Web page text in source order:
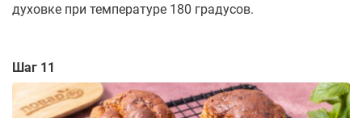
духовке при температуре 180 градусов.
Шаг 11